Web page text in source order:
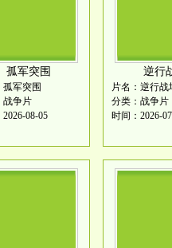
孤军突围
孤军突围
战争片
2026-08-05
逆行
片名：逆行战
分类：战争片
时间：2026-